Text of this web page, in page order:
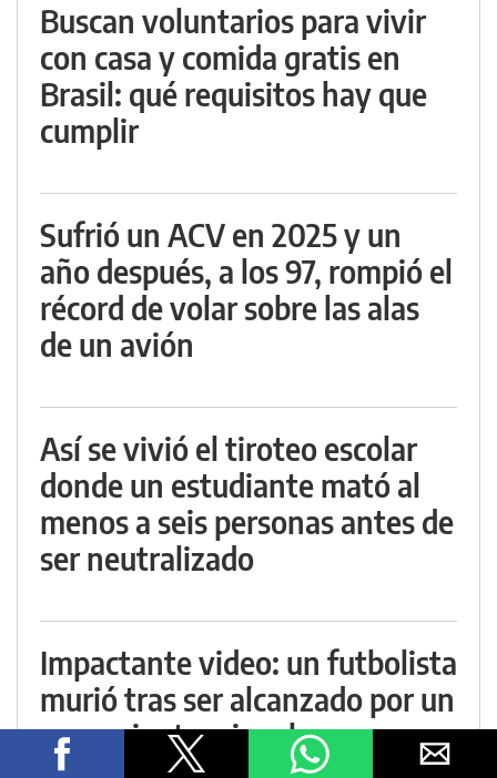
Buscan voluntarios para vivir
con casa y comida gratis en
Brasil: qué requisitos hay que
cumplir
Sufrió un ACV en 2025 y un
año después, a los 97, rompió el
récord de volar sobre las alas
de un avión
Así se vivió el tiroteo escolar
donde un estudiante mató al
menos a seis personas antes de
ser neutralizado
Impactante video: un futbolista
murió tras ser alcanzado por un
rayo mientras jugaban un